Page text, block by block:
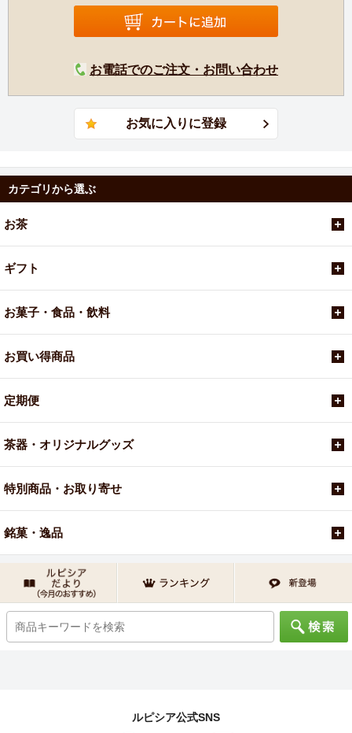
お電話でのご注文・お問い合わせ
カテゴリから選ぶ
お茶
ギフト
お菓子・食品・飲料
お買い得商品
定期便
茶器・オリジナルグッズ
特別商品・お取り寄せ
銘菓・逸品
ルピシア公式SNS